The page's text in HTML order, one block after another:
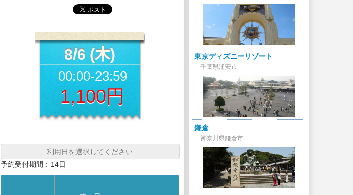
8/6 (木)
00:00-23:59
1,100円
利用日を選択してください
予約受付期間：14日
東京ディズニーリゾート
千葉県浦安市
鎌倉
神奈川県鎌倉市